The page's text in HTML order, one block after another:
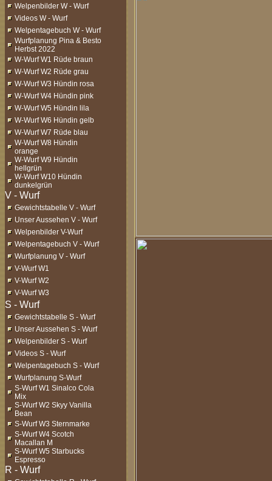
Welpenbilder W - Wurf
Videos W - Wurf
Welpentagebuch W - Wurf
Wurfplanung Pina & Besto
Herbst 2022
W-Wurf W1 Rüde braun
W-Wurf W2 Rüde grau
W-Wurf W3 Hündin rosa
W-Wurf W4 Hündin pink
W-Wurf W5 Hündin lila
W-Wurf W6 Hündin gelb
W-Wurf W7 Rüde blau
W-Wurf W8 Hündin
orange
W-Wurf W9 Hündin
hellgrün
W-Wurf W10 Hündin
dunkelgrün
Gewichtstabelle V - Wurf
Unser Aussehen V - Wurf
Welpenbilder V-Wurf
Welpentagebuch V - Wurf
Wurfplanung V - Wurf
V-Wurf W1
V-Wurf W2
V-Wurf W3
Gewichtstabelle S - Wurf
Unser Aussehen S - Wurf
Welpenbilder S - Wurf
Videos S - Wurf
Welpentagebuch S - Wurf
Wurfplanung S-Wurf
S-Wurf W1 Sinalco Cola
Mix
S-Wurf W2 Skyy Vanilla
Bean
S-Wurf W3 Sternmarke
S-Wurf W4 Scotch
Macallan M
S-Wurf W5 Starbucks
Espresso